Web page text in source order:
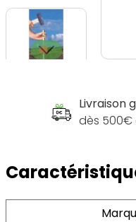
Livraison
dès 500€